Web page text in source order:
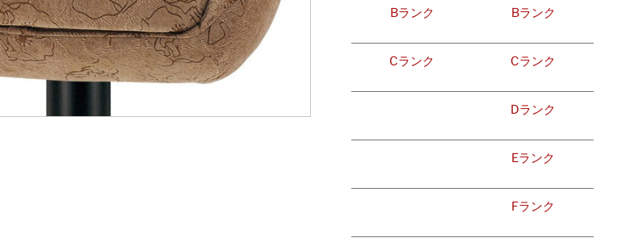
Bランク Bランク
Cランク Cランク
Dランク
Eランク
Fランク